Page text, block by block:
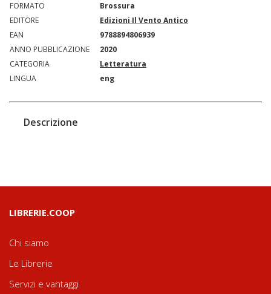
FORMATO
Brossura
EDITORE
Edizioni Il Vento Antico
EAN
9788894806939
ANNO PUBBLICAZIONE
2020
CATEGORIA
Letteratura
LINGUA
eng
Descrizione
LIBRERIE.COOP
Chi siamo
Le Librerie
Servizi e vantaggi